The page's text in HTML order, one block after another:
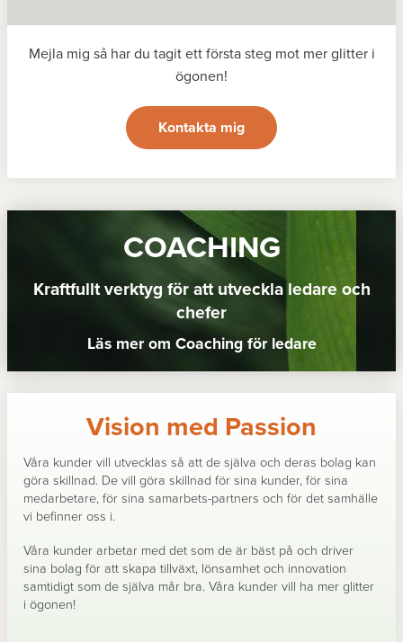
Mejla mig så har du tagit ett första steg mot mer glitter i
ögonen!
Kontakta mig
COACHING
Kraftfullt verktyg för att utveckla ledare och
chefer
Läs mer om Coaching för ledare
Vision med Passion
Våra kunder vill utvecklas så att de själva och deras bolag kan
göra skillnad. De vill göra skillnad för sina kunder, för sina
medarbetare, för sina samarbets-partners och för det samhälle
vi befinner oss i.
Våra kunder arbetar med det som de är bäst på och driver
sina bolag för att skapa tillväxt, lönsamhet och innovation
samtidigt som de själva mår bra. Våra kunder vill ha mer glitter
i ögonen!